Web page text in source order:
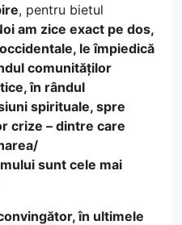
, pentru bietul
am zice exact pe dos,
le împiedică
comunităților
în rândul
spirituale, spre
crize – dintre care
sunt cele mai
în ultimele